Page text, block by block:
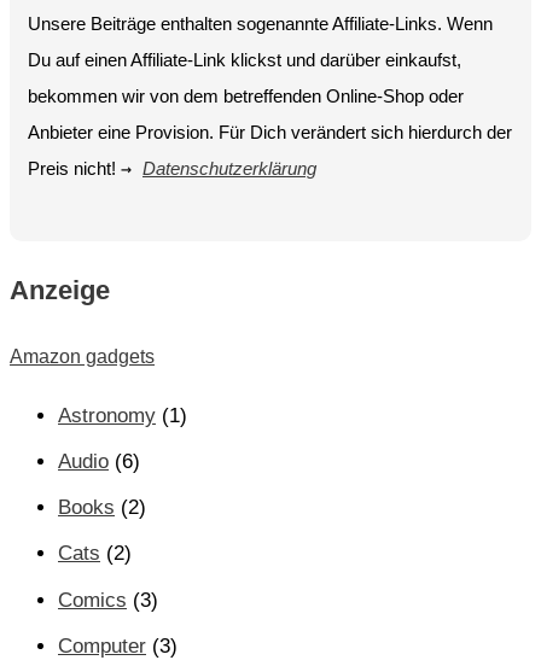
Unsere Beiträge enthalten sogenannte Affiliate-Links. Wenn
Du auf einen Affiliate-Link klickst und darüber einkaufst,
bekommen wir von dem betreffenden Online-Shop oder
Anbieter eine Provision. Für Dich verändert sich hierdurch der
Preis nicht! → Datenschutzerklärung
Anzeige
Amazon gadgets
Astronomy (1)
Audio (6)
Books (2)
Cats (2)
Comics (3)
Computer (3)